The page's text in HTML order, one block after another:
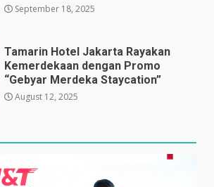
September 18, 2025
Tamarin Hotel Jakarta Rayakan
Kemerdekaan dengan Promo
“Gebyar Merdeka Staycation”
August 12, 2025